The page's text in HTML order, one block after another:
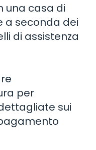
una casa di
a seconda dei
di assistenza
per
sui